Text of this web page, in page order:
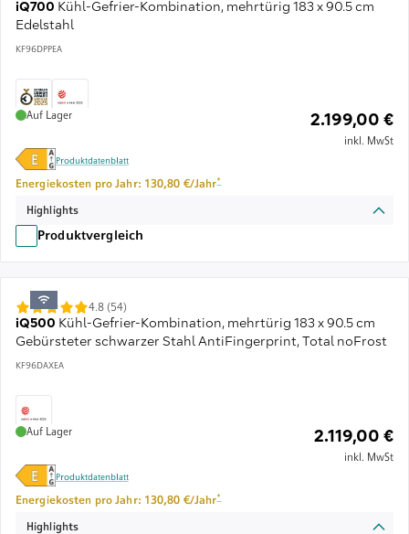
iQ700 Kühl-Gefrier-Kombination, mehrtürig 183 x 90.5 cm
Edelstahl
KF96DPPEA
Auf Lager 2.199,00 €
inkl. MwSt
Produktdatenblatt
Energiekosten pro Jahr: 130,80 €/JahrFußnote *: Schätzung basierend auf
*
Highlights
Produktvergleich
iQ500 Kühl-Gefrier-Kombination, mehrtürig 183 x 90.5 cm
Gebürsteter schwarzer Stahl AntiFingerprint, Total noFrost
KF96DAXEA
4.8 (54)
Auf Lager 2.119,00 €
inkl. MwSt
Produktdatenblatt
Energiekosten pro Jahr: 130,80 €/JahrFußnote *: Schätzung basierend auf
*
Highlights